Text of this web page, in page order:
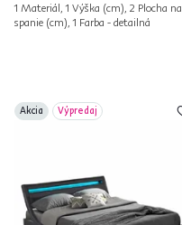
1 Materiál, 1 Výška (cm), 2 Plocha na
spanie (cm), 1 Farba - detailná
Akcia Výpredaj